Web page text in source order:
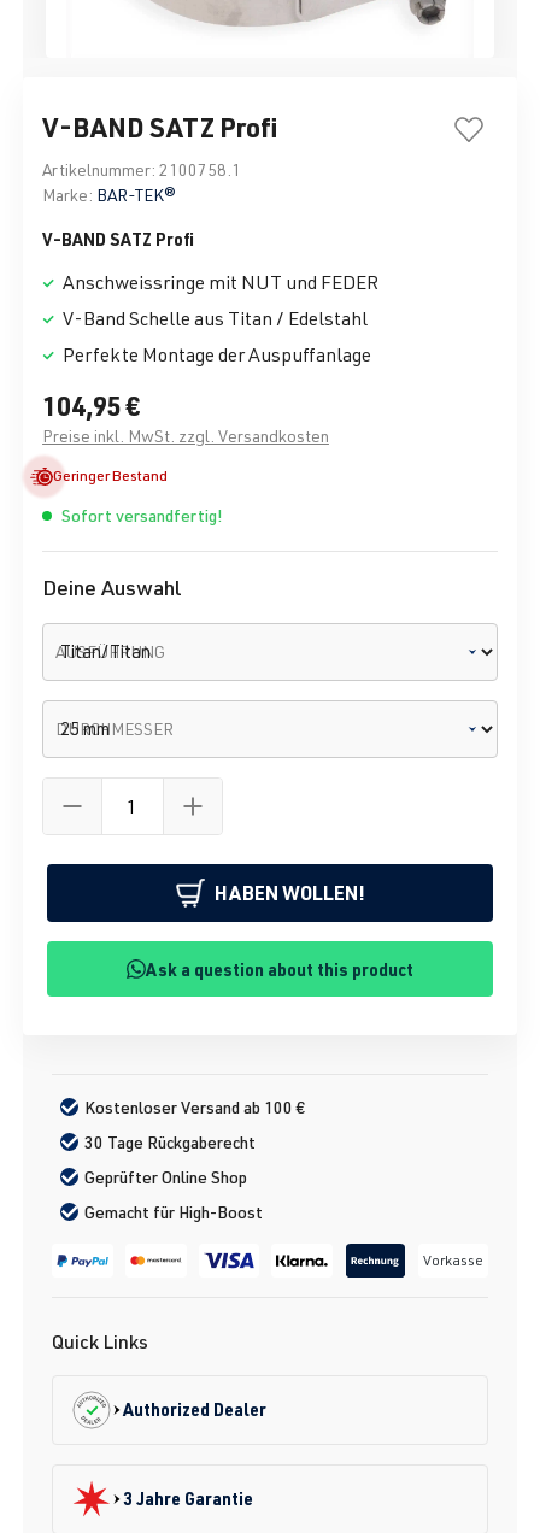
V-BAND SATZ Profi
Artikelnummer: 2100758.1
Marke: BAR-TEK®
V-BAND SATZ Profi
Anschweissringe mit NUT und FEDER
V-Band Schelle aus Titan / Edelstahl
Perfekte Montage der Auspuffanlage
104,95 €
Preise inkl. MwSt. zzgl. Versandkosten
Geringer Bestand
Sofort versandfertig!
Deine Auswahl
AUSFÜHRUNG
DURCHMESSER
HABEN WOLLEN!
Ask a question about this product
Kostenloser Versand ab 100 €
30 Tage Rückgaberecht
Geprüfter Online Shop
Gemacht für High-Boost
Vorkasse
Quick Links
Authorized Dealer
3 Jahre Garantie